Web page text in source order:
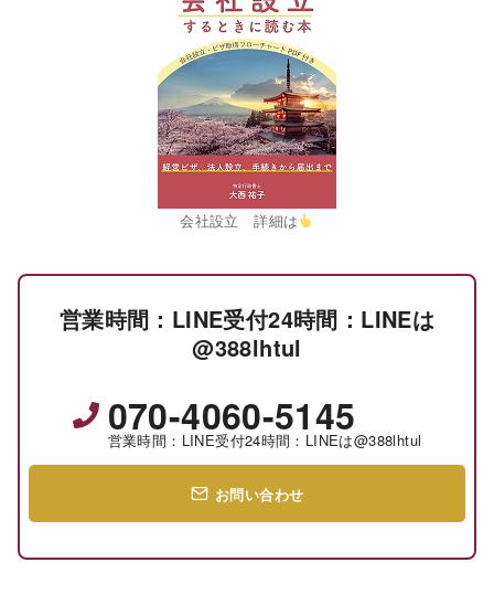
会社設立 詳細は
営業時間：LINE受付24時間：LINEは
@388lhtul
070-4060-5145
営業時間：LINE受付24時間：LINEは@388lhtul
お問い合わせ